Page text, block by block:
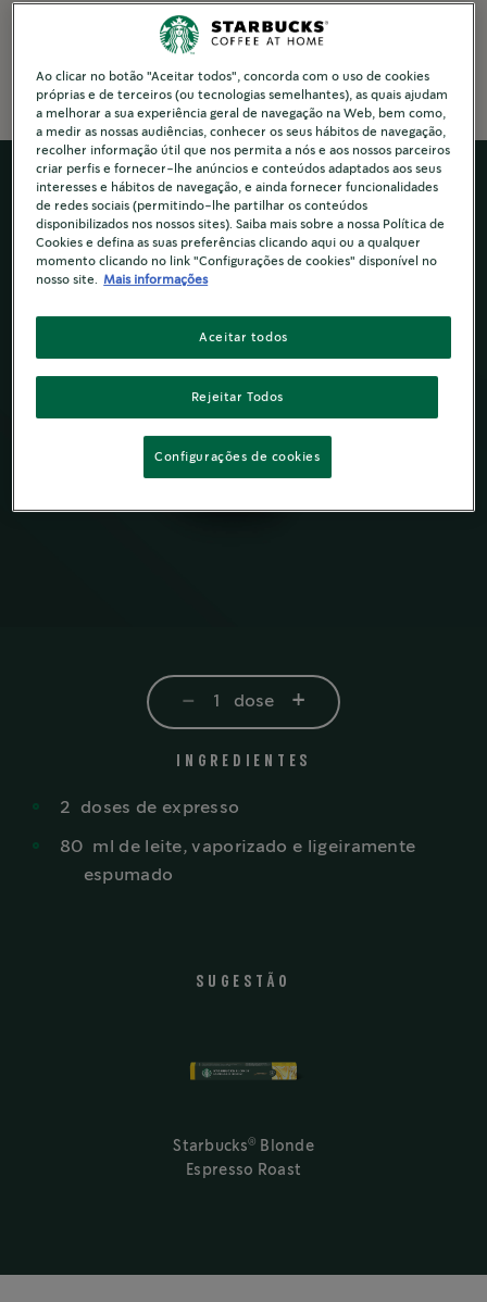
5 Mins to make
- 1 dose +
INGREDIENTES
2 doses de expresso
80 ml
de leite, vaporizado e ligeiramente
espumado
SUGESTÃO
Starbucks®
Blonde
Espresso Roast
Ao clicar no botão "Aceitar todos", concorda com o uso de cookies
próprias e de terceiros (ou tecnologias semelhantes), as quais ajudam
a melhorar a sua experiência geral de navegação na Web, bem como,
a medir as nossas audiências, conhecer os seus hábitos de navegação,
recolher informação útil que nos permita a nós e aos nossos parceiros
criar perfis e fornecer-lhe anúncios e conteúdos adaptados aos seus
interesses e hábitos de navegação, e ainda fornecer funcionalidades
de redes sociais (permitindo-lhe partilhar os conteúdos
disponibilizados nos nossos sites). Saiba mais sobre a nossa Política de
Cookies e defina as suas preferências clicando aqui ou a qualquer
momento clicando no link "Configurações de cookies" disponível no
nosso site. Mais informações
Rejeitar Todos
Aceitar todos
Configurações de cookies